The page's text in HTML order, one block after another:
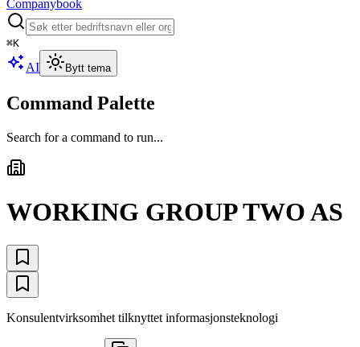
Companybook
⌘K
AI Bytt tema
Command Palette
Search for a command to run...
WORKING GROUP TWO AS
Konsulentvirksomhet tilknyttet informasjonsteknologi